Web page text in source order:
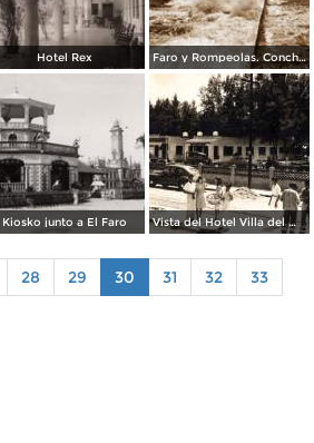
Hotel Rex Faro y Rompeolas. Concha Dorada
Kiosko junto a El Faro Vista del Hotel Villa del Mar
28 29 30 31 32
33